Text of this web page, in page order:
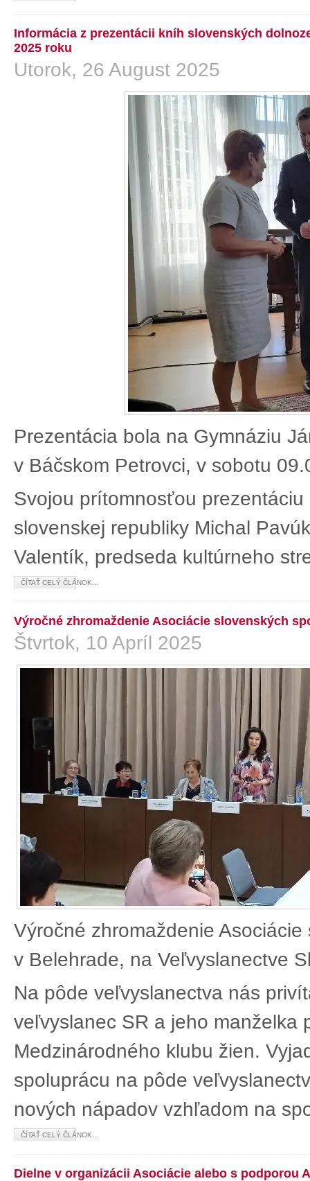
Informácia z prezentácii kníh slovenských
2025 roku
Utorok, 26 August 2025
Prezentácia bola na Gymnáziu
v Báčskom Petrovci, v sobotu
Svojou prítomnosťou
slovenskej republiky Michal
Valentík, predseda kultúrneho
ČÍTAŤ CELÝ ČLÁNOK...
Výročné zhromaždenie Asociácie slovenských
Štvrtok, 10 Apríl 2025
Výročné zhromaždenie
v Belehrade, na Veľvyslanectve
Na pôde veľvyslanectva nás
veľvyslanec SR a jeho manželka
Medzinárodného klubu žien.
spoluprácu na pôde
nových nápadov vzhľadom na
ČÍTAŤ CELÝ ČLÁNOK...
Dielne v organizácii Asociácie alebo s podporou